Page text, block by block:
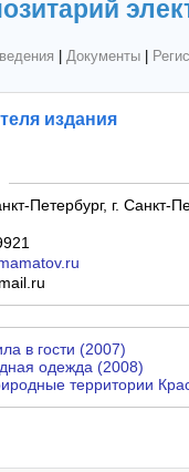
Документы|
издания
Петербург, г. Санкт-
в гости (2007)
одежда (2008)
территории